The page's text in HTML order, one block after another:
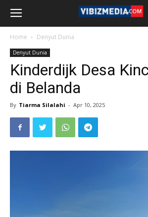
Home Denyut Dunia
Denyut Dunia
Kinderdijk Desa
di Belanda
By Tiarma Silalahi - Apr 10, 2025